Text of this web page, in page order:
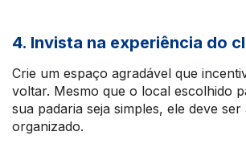
4. Invista na experiência do
Crie um espaço agradável que
voltar. Mesmo que o local escolhido
sua padaria seja simples, ele deve
organizado.